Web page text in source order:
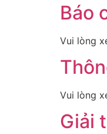
Báo
Vui lòng
Vui lòng
Giải